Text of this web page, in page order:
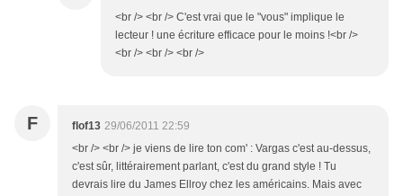
<br /> <br /> C'est vrai que le "vous" implique le
lecteur ! une écriture efficace pour le moins !<br />
<br /> <br /> <br />
F flof13 29/06/2011 22:59
<br /> <br /> je viens de lire ton com' : Vargas c'est au-dessus,
c'est sûr, littérairement parlant, c'est du grand style ! Tu
devrais lire du James Ellroy chez les américains. Mais avec